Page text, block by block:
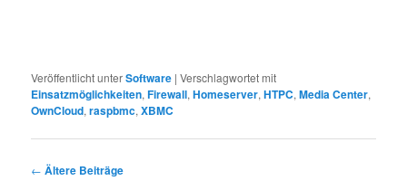
Veröffentlicht unterSoftware |Verschlagwortet mit
Einsatzmöglichkeiten,Firewall,Homeserver,HTPC,Media Center,
OwnCloud,raspbmc,XBMC
Beitragsnavigation
← Ältere Beiträge